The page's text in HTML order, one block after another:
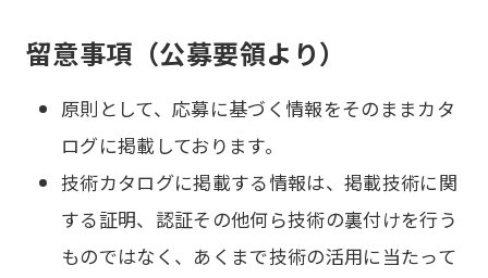
留意事項（公募要領より）
原則として、応募に基づく情報をそのままカタ
ログに掲載しております。
技術カタログに掲載する情報は、掲載技術に関
する証明、認証その他何ら技術の裏付けを行う
ものではなく、あくまで技術の活用に当たって